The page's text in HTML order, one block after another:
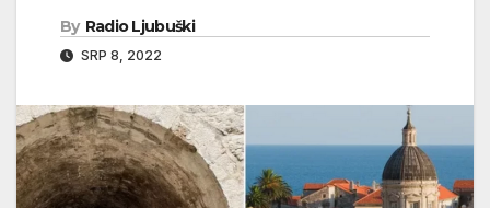
By Radio Ljubuški
SRP 8, 2022